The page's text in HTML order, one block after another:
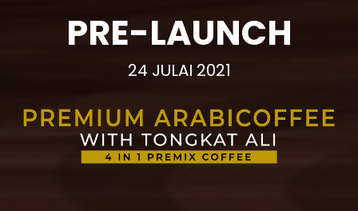
PRE-LAUNCH
24 JULAI 2021